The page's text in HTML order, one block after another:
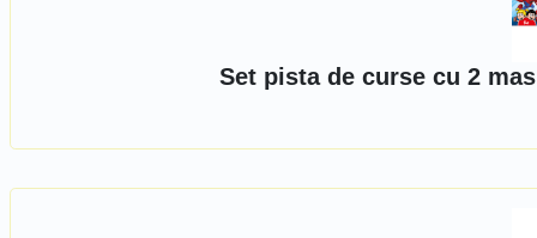
Set pista de curse cu 2